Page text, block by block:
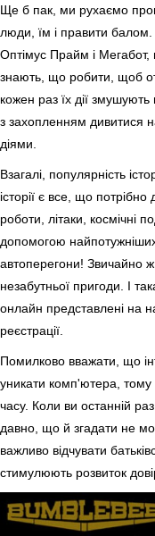
Ще б пак, ми рухаємо
люди, їм і правити балом.
Оптімус Прайм і Мегабот,
знають, що робити, щоб
кожен раз їх дії змушують
з захопленням дивитися
діями.
Взагалі, популярність
історії є все, що
роботи, літаки, космічні
допомогою
автоперегони! Звичайно
незабутньої пригоди. І
онлайн представлені на
реєстрації.
Помилково вважати, що
уникати комп'ютера, тому
часу. Коли ви останній
давно, що й згадати не
важливо відчувати
стимулюють розвиток